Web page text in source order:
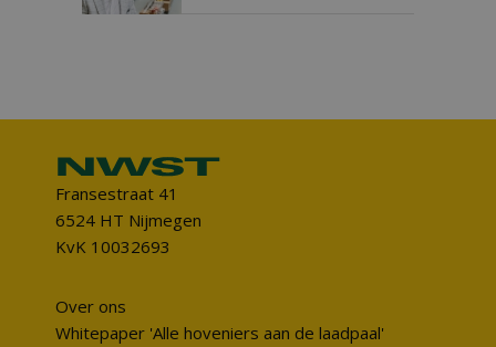
Fransestraat 41
6524 HT Nijmegen
KvK 10032693
Over ons
Whitepaper 'Alle hoveniers aan de laadpaal'